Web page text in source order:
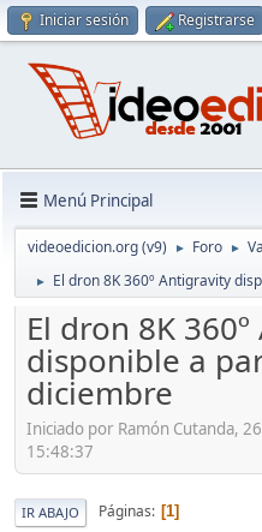
Iniciar sesión Registrarse
Menú Principal
videoedicion.org (v9) ► Foro ►
► El dron 8K 360º Antigravity
El dron 8K
disponible a
diciembre
Iniciado por Ramón Cutanda,
15:48:37
IR ABAJO Páginas 1